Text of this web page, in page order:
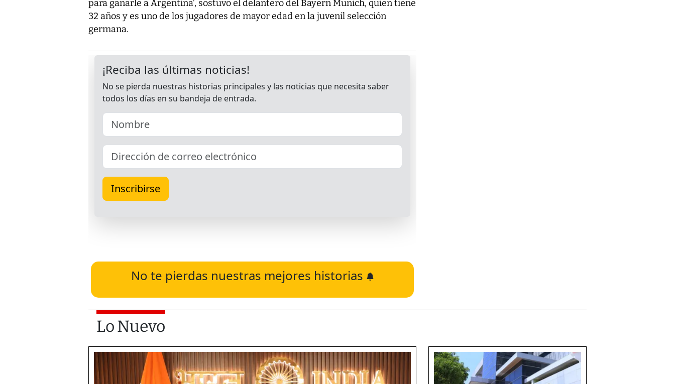
para ganarle a Argentina’, sostuvo el delantero del Bayern Munich, quien tiene
32 años y es uno de los jugadores de mayor edad en la juvenil selección
germana.
No te pierdas nuestras mejores historias
Lo Nuevo